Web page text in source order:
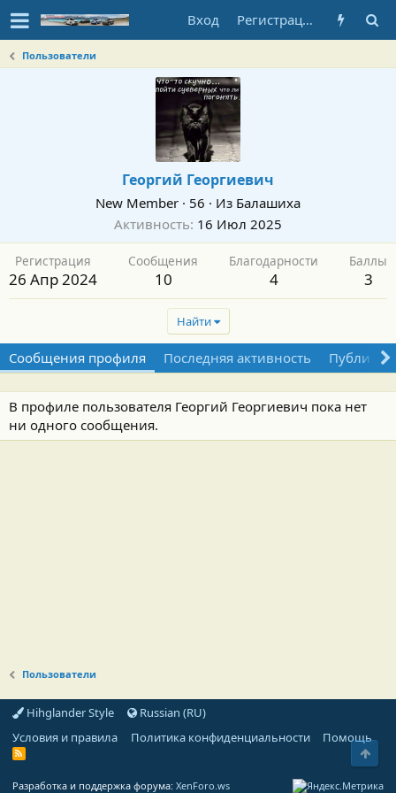
Вход Регистрация
Пользователи
Георгий Георгиевич
New Member · 56 · Из Балашиха
Активность 16 Июл 2025
Регистрация
26 Апр 2024
Сообщения
10
Благодарности
4
Баллы
3
Найти
Сообщения профиля Последняя активность
В профиле пользователя Георгий Георгиевич пока нет
ни одного сообщения.
Пользователи
Hihglander Style
Russian (RU)
Условия и правила
Политика конфиденциальности Помощь
R
Разработка и поддержка форума: XenForo.ws